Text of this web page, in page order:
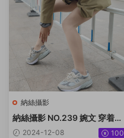
納絲攝影
納絲攝影 NO.239 婉文 穿着絲
襪去喝茶啦 [64P+496M]
2024-12-08 100